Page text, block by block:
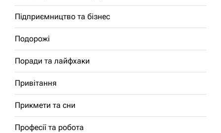
Підприємництво та бізнес
Подорожі
Поради та лайфхаки
Привітання
Прикмети та сни
Професії та робота